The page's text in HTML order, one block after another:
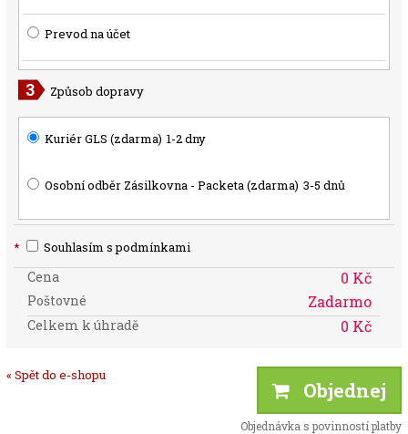
Prevod na účet
Způsob dopravy
Kuriér GLS (zdarma) 1-2 dny
Osobní odběr Zásilkovna - Packeta (zdarma) 3-5 dnů
* Souhlasím s podmínkami
Cena 0 Kč
Poštovné Zadarmo
Celkem k úhradě 0 Kč
« Spět do e-shopu
Objednej
Objednávka s povinností platby